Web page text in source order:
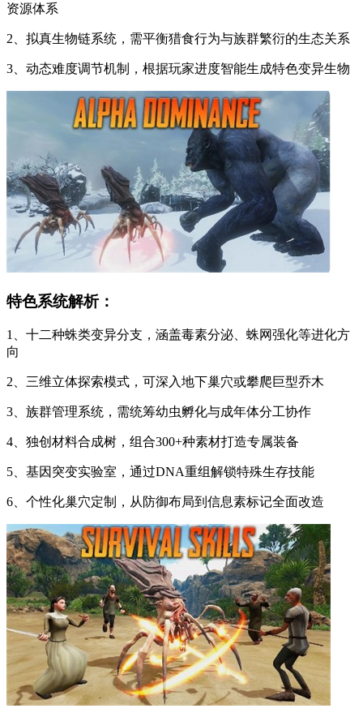
资源体系
2、拟真生物链系统，需平衡猎食行为与族群繁衍的生态关系
3、动态难度调节机制，根据玩家进度智能生成特色变异生物
特色系统解析：
1、十二种蛛类变异分支，涵盖毒素分泌、蛛网强化等进化方
向
2、三维立体探索模式，可深入地下巢穴或攀爬巨型乔木
3、族群管理系统，需统筹幼虫孵化与成年体分工协作
4、独创材料合成树，组合300+种素材打造专属装备
5、基因突变实验室，通过DNA重组解锁特殊生存技能
6、个性化巢穴定制，从防御布局到信息素标记全面改造